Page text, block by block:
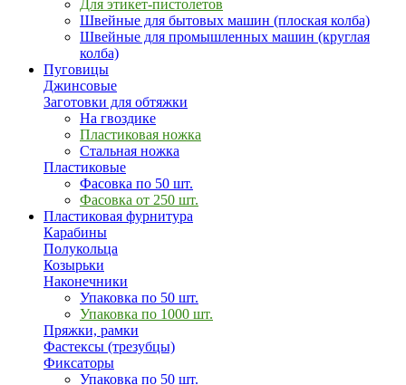
Для этикет-пистолетов
Швейные для бытовых машин (плоская колба)
Швейные для промышленных машин (круглая
колба)
Пуговицы
Джинсовые
Заготовки для обтяжки
На гвоздике
Пластиковая ножка
Стальная ножка
Пластиковые
Фасовка по 50 шт.
Фасовка от 250 шт.
Пластиковая фурнитура
Карабины
Полукольца
Козырьки
Наконечники
Упаковка по 50 шт.
Упаковка по 1000 шт.
Пряжки, рамки
Фастексы (трезубцы)
Фиксаторы
Упаковка по 50 шт.